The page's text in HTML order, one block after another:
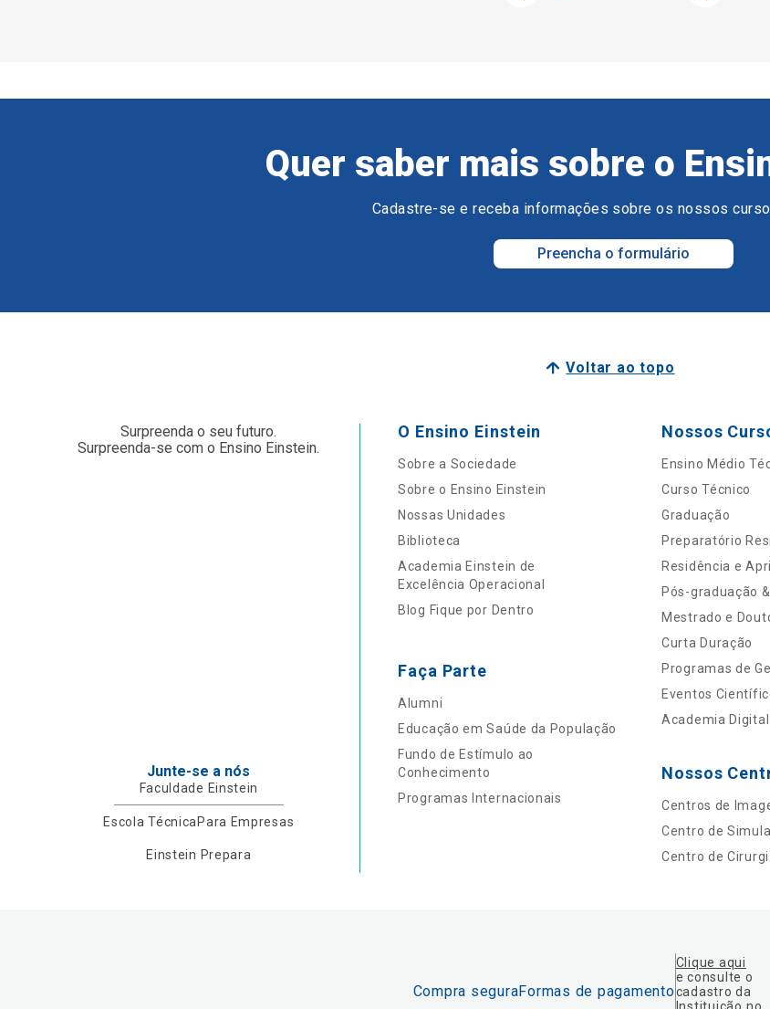
Quer saber mais sobre o
Cadastre-se e receba informações sobre os nossos
Preencha o formulário
Voltar ao topo
Surpreenda o seu futuro.
Surpreenda-se com o Ensino Einstein.
Junte-se a nós
Faculdade Einstein
Escola Técnica Para Empresas
Einstein Prepara
O Ensino Einstein
Sobre a Sociedade
Sobre o Ensino Einstein
Nossas Unidades
Biblioteca
Academia Einstein de
Excelência Operacional
Blog Fique por Dentro
Faça Parte
Alumni
Educação em Saúde da População
Fundo de Estímulo ao
Conhecimento
Programas Internacionais
Nossos
Ensino Médio
Curso Técnico
Graduação
Preparatório
Residência e
Pós-graduação
Mestrado e
Curta Duração
Programas de
Eventos
Academia
Nossos
Centros de
Centro de
Centro de
Compra seguraFormas de pagamento
Clique aqui
e consulte o
cadastro da